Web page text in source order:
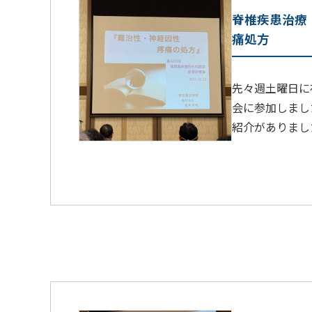
脊椎疾患治療
痛処方
先々週土曜日
会に参加しま
紹介がありま